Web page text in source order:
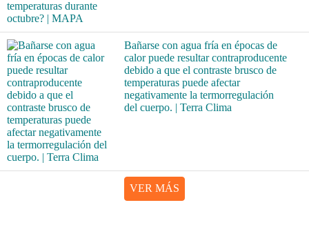
Bañarse con agua fría en épocas de
calor puede resultar contraproducente
debido a que el contraste brusco de
temperaturas puede afectar
negativamente la termorregulación
del cuerpo. | Terra Clima
VER MÁS